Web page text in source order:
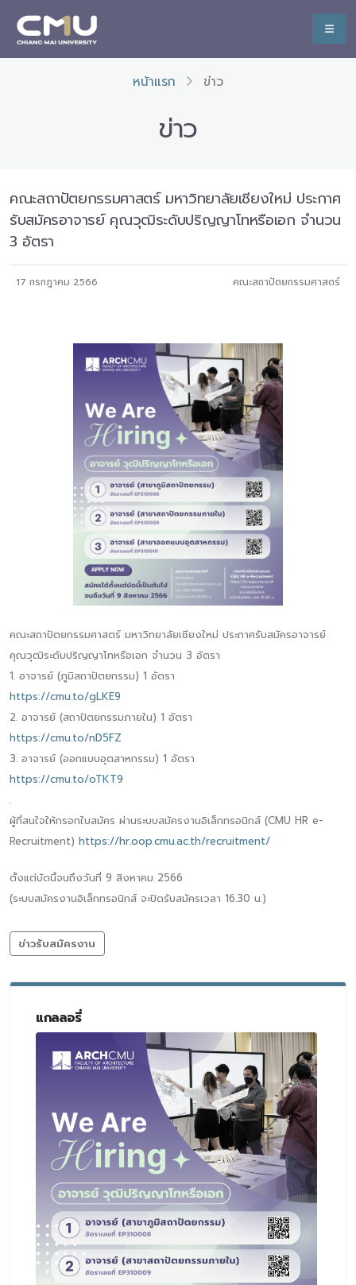
หน้าแรก ข่าว
ข่าว
คณะสถาปัตยกรรมศาสตร์ มหาวิทยาลัยเชียงใหม่ ประกาศ
รับสมัครอาจารย์ คุณวุฒิระดับปริญญาโทหรือเอก จำนวน
3 อัตรา
17 กรกฎาคม 2566 คณะสถาปัตยกรรมศาสตร์
คณะสถาปัตยกรรมศาสตร์ มหาวิทยาลัยเชียงใหม่ ประกาศรับสมัครอาจารย์
คุณวุฒิระดับปริญญาโทหรือเอก จำนวน 3 อัตรา
1. อาจารย์ (ภูมิสถาปัตยกรรม) 1 อัตรา
https://cmu.to/gLKE9
2. อาจารย์ (สถาปัตยกรรมภายใน) 1 อัตรา
https://cmu.to/nD5FZ
3. อาจารย์ (ออกแบบอุตสาหกรรม) 1 อัตรา
https://cmu.to/oTKT9
.
ผู้ที่สนใจให้กรอกใบสมัคร ผ่านระบบสมัครงานอิเล็กทรอนิกส์ (CMU HR e-
Recruitment) https://hr.oop.cmu.ac.th/recruitment/
ตั้งแต่บัดนี้จนถึงวันที่ 9 สิงหาคม 2566
(ระบบสมัครงานอิเล็กทรอนิกส์ จะปิดรับสมัครเวลา 16.30 น.)
ข่าวรับสมัครงาน
แกลลอรี่